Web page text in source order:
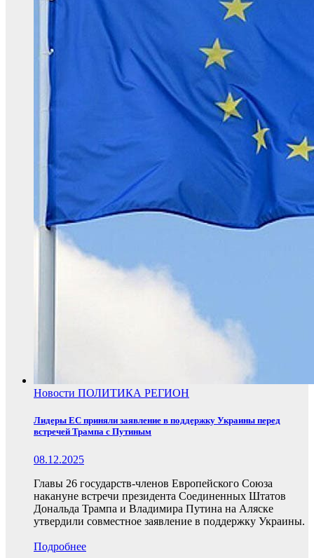
Новости ПОЛИТИКА РЕГИОН
Лидеры ЕС приняли заявление в поддержку Украины перед
встречей Трампа с Путиным
08.12.2025
Главы 26 государств-членов Европейского Союза
накануне встречи президента Соединенных Штатов
Дональда Трампа и Владимира Путина на Аляске
утвердили совместное заявление в поддержку Украины.
Подробнее